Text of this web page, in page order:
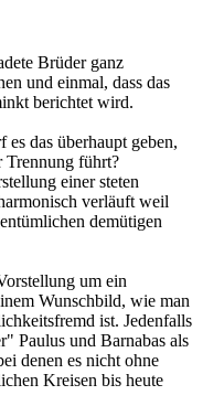
Brüder ganz
und einmal, dass das
berichtet wird.
das überhaupt geben,
Trennung führt?
einer steten
verläuft weil
demütigen
um ein
Wunschbild, wie man
ist. Jedenfalls
Paulus und Barnabas als
denen es nicht ohne
Kreisen bis heute